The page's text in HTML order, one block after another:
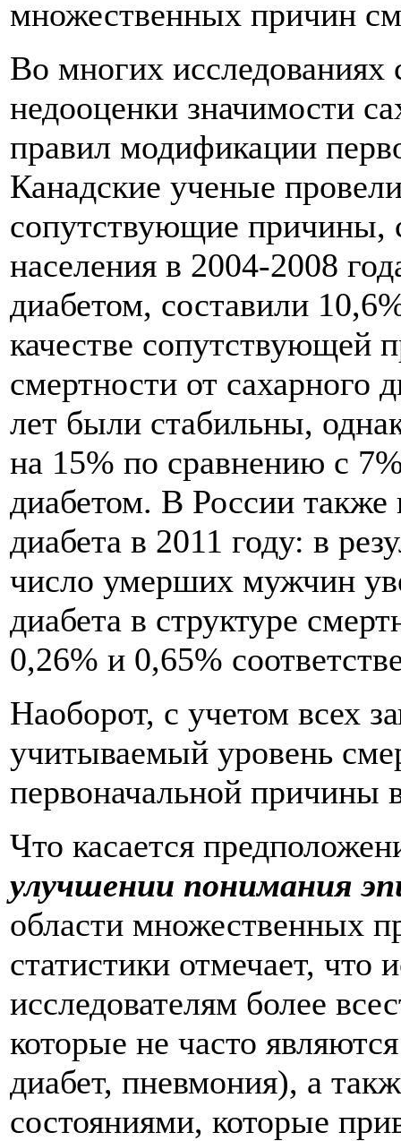
множественных причин
Во многих
недооценки значимости
правил модификации
Канадские ученые
сопутствующие причины,
населения в 2004-2008
диабетом, составили
качестве сопутствующей
смертности от сахарного
лет были стабильны,
на 15% по сравнению с
диабетом. В России также
диабета в 2011 году: в
число умерших мужчин
диабета в структуре
0,26% и 0,65%
Наоборот, с учетом всех
учитываемый уровень
первоначальной
Что касается
улучшении понимания
области множественных
статистики отмечает, что
исследователям более
которые не часто
диабет, пневмония), а
состояниями, которые